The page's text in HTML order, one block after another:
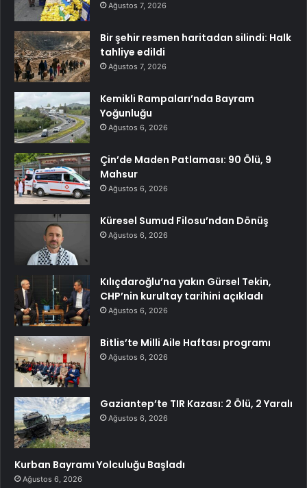
Ağustos 7, 2026
Bir şehir resmen haritadan silindi: Halk
tahliye edildi
Ağustos 7, 2026
Kemikli Rampaları’nda Bayram
Yoğunluğu
Ağustos 6, 2026
Çin’de Maden Patlaması: 90 Ölü, 9
Mahsur
Ağustos 6, 2026
Küresel Sumud Filosu’ndan Dönüş
Ağustos 6, 2026
Kılıçdaroğlu’na yakın Gürsel Tekin,
CHP’nin kurultay tarihini açıkladı
Ağustos 6, 2026
Bitlis’te Milli Aile Haftası programı
Ağustos 6, 2026
Gaziantep’te TIR Kazası: 2 Ölü, 2 Yaralı
Ağustos 6, 2026
Kurban Bayramı Yolculuğu Başladı
Ağustos 6, 2026